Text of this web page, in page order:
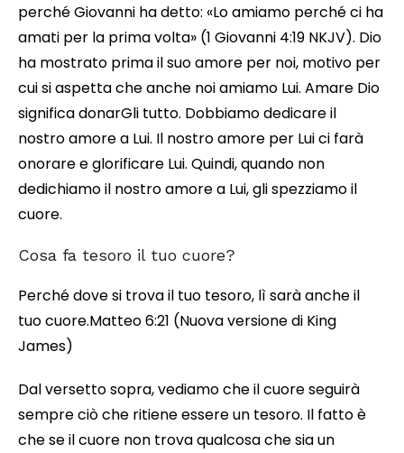
perché Giovanni ha detto: «Lo amiamo perché ci ha
amati per la prima volta» (1 Giovanni 4:19 NKJV). Dio
ha mostrato prima il suo amore per noi, motivo per
cui si aspetta che anche noi amiamo Lui. Amare Dio
significa donarGli tutto. Dobbiamo dedicare il
nostro amore a Lui. Il nostro amore per Lui ci farà
onorare e glorificare Lui. Quindi, quando non
dedichiamo il nostro amore a Lui, gli spezziamo il
cuore.
Cosa fa tesoro il tuo cuore?
Perché dove si trova il tuo tesoro, lì sarà anche il
tuo cuore.Matteo 6:21 (Nuova versione di King
James)
Dal versetto sopra, vediamo che il cuore seguirà
sempre ciò che ritiene essere un tesoro. Il fatto è
che se il cuore non trova qualcosa che sia un